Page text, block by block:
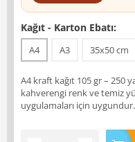
Kağıt - Karton Ebatı:
A4 A3 35x50 cm
A4 kraft kağıt 105 gr – 250
kahverengi renk ve temiz
uygulamaları için uygundur.